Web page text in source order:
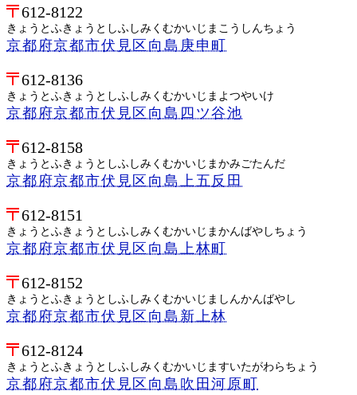
612-8122
きょうとふきょうとしふしみくむかいじまこうしんちょう
京都府京都市伏見区向島庚申町
612-8136
きょうとふきょうとしふしみくむかいじまよつやいけ
京都府京都市伏見区向島四ツ谷池
612-8158
きょうとふきょうとしふしみくむかいじまかみごたんだ
京都府京都市伏見区向島上五反田
612-8151
きょうとふきょうとしふしみくむかいじまかんばやしちょう
京都府京都市伏見区向島上林町
612-8152
きょうとふきょうとしふしみくむかいじましんかんばやし
京都府京都市伏見区向島新上林
612-8124
きょうとふきょうとしふしみくむかいじますいたがわらちょう
京都府京都市伏見区向島吹田河原町